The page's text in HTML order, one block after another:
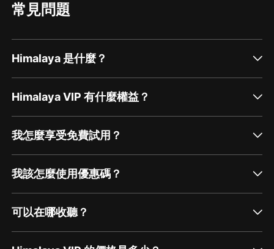
常見問題
Himalaya 是什麼？
Himalaya VIP 有什麼權益？
我怎麼享受免費試用？
我該怎麼使用優惠碼？
可以在哪收聽？